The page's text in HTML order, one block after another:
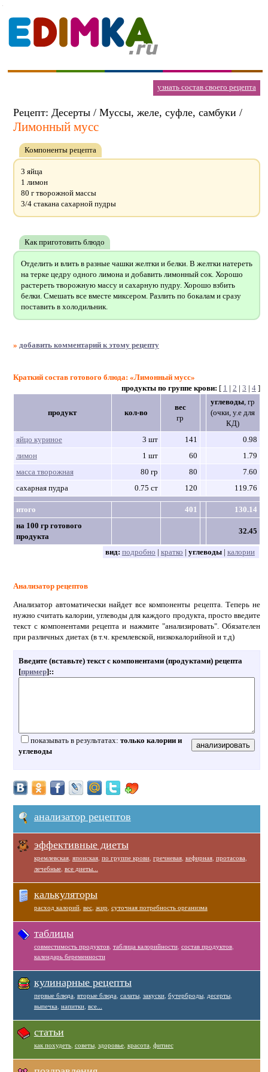
узнать состав своего рецепта
Рецепт: Десерты / Муссы, желе, суфле, самбуки /
Лимонный мусс
Компоненты рецепта
3 яйца
1 лимон
80 г творожной массы
3/4 стакана сахарной пудры
Как приготовить блюдо
Отделить и влить в разные чашки желтки и белки. В желтки натереть
на терке цедру одного лимона и добавить лимонный сок. Хорошо
растереть творожную массу и сахарную пудру. Хорошо взбить
белки. Смешать все вместе миксером. Разлить по бокалам и сразу
поставить в холодильник.
» добавить комментарий к этому рецепту
Краткий состав готового блюда: «Лимонный мусс»
продукты по группе крови: [ 1 | 2 | 3 | 4]
продукт кол-во
вес
гр
углеводы , гр
(очки, у.е для
КД)
яйцо куриное
3 шт 141
0.98
лимон
1 шт 60
1.79
масса творожная
80 гр 80
7.60
сахарная пудра
0.75 ст 120 119.76
итого 401
130.14
на 100 гр готового
продукта
32.45
вид: подробно | кратко | углеводы| калории
Анализатор рецептов
Анализатор автоматически найдет все компоненты рецепта. Теперь не
нужно считать калории, углеводы для каждого продукта, просто введите
текст с компонентами рецепта и нажмите "анализировать". Обязателен
при различных диетах (в т.ч. кремлевской, низкокалорийной и т.д)
Введите (вставьте) текст с компонентами (продуктами) рецепта
[пример]::
показывать в результатах: только калории и
углеводы
анализатор рецептов
эффективные диеты
кремлевская, японская, по группе крови, гречневая, кефирная, протасова
лечебные, все диеты...
калькуляторы
расход калорий, вес, жир суточная потребность организма
таблицы
совместимость продуктов, таблица калорийности, состав продуктов,
календарь беременности
кулинарные рецепты
первые блюда вторые блюда салаты, закуски, бутерброды, десерты,
выпечка напитки, все...
статьи
как похудеть, советы, здоровье, красота фитнес